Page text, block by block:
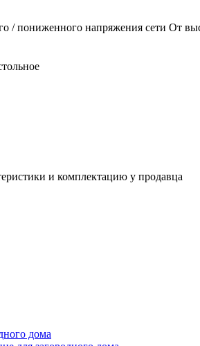
/ пониженного напряжения сети От
и комплектацию у продавца
дома